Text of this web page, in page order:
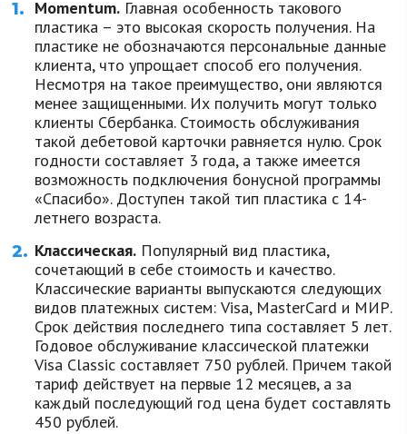
Momentum. Главная особенность такового
пластика – это высокая скорость получения. На
пластике не обозначаются персональные данные
клиента, что упрощает способ его получения.
Несмотря на такое преимущество, они являются
менее защищенными. Их получить могут только
клиенты Сбербанка. Стоимость обслуживания
такой дебетовой карточки равняется нулю. Срок
годности составляет 3 года, а также имеется
возможность подключения бонусной программы
«Спасибо». Доступен такой тип пластика с 14-
летнего возраста.
Классическая. Популярный вид пластика,
сочетающий в себе стоимость и качество.
Классические варианты выпускаются следующих
видов платежных систем: Visa, MasterCard и МИР.
Срок действия последнего типа составляет 5 лет.
Годовое обслуживание классической платежки
Visa Classic составляет 750 рублей. Причем такой
тариф действует на первые 12 месяцев, а за
каждый последующий год цена будет составлять
450 рублей.